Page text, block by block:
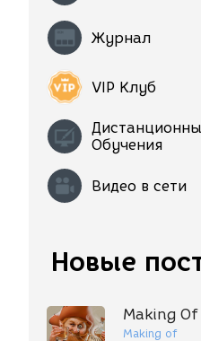
Журнал
VIP Клуб
Обучения
Видео в сети
Новые
Making
Making of